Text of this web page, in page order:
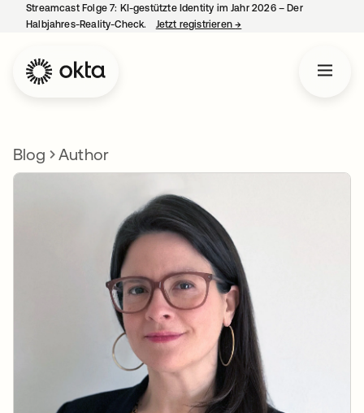
Streamcast Folge 7: KI-gestützte Identity im Jahr 2026 – Der
Halbjahres-Reality-Check.
Jetzt registrieren→
Blog Author